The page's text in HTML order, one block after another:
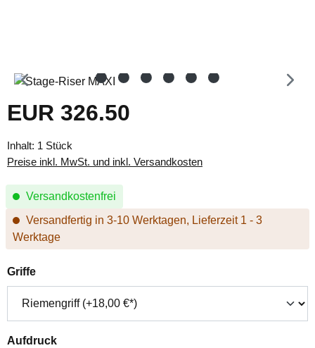
Bildergalerie überspringen
Regulärer Preis:
EUR 326.50
Inhalt: 1 Stück
Preise inkl. MwSt. und inkl. Versandkosten
Versandkostenfrei
Versandfertig in 3-10 Werktagen, Lieferzeit 1 - 3
Werktage
Griffeauswählen
Aufdruckauswählen